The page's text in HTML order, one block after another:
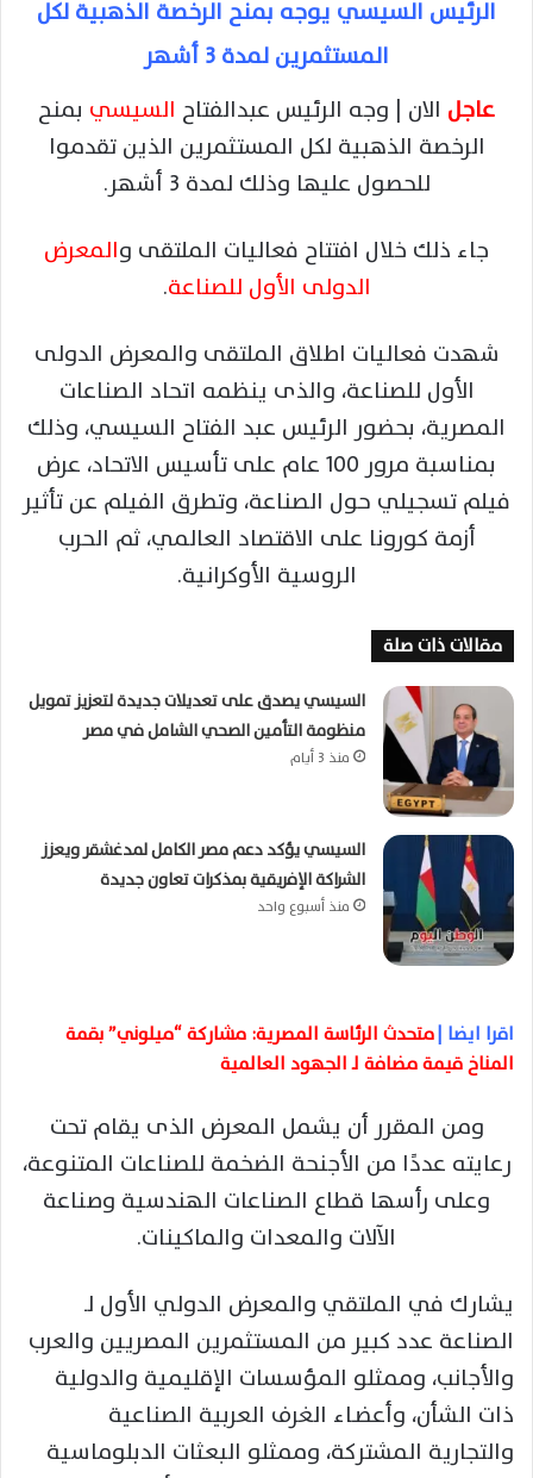
الرئيس السيسي يوجه بمنح الرخصة الذهبية لكل
المستثمرين لمدة 3 أشهر
عاجل الان | وجه الرئيس عبدالفتاح السيسي بمنح
الرخصة الذهبية لكل المستثمرين الذين تقدموا
للحصول عليها وذلك لمدة 3 أشهر.
جاء ذلك خلال افتتاح فعاليات الملتقى والمعرض
الدولى الأول للصناعة.
شهدت فعاليات اطلاق الملتقى والمعرض الدولى
الأول للصناعة، والذى ينظمه اتحاد الصناعات
المصرية، بحضور الرئيس عبد الفتاح السيسي، وذلك
بمناسبة مرور 100 عام على تأسيس الاتحاد، عرض
فيلم تسجيلي حول الصناعة، وتطرق الفيلم عن تأثير
أزمة كورونا على الاقتصاد العالمي، ثم الحرب
الروسية الأوكرانية.
مقالات ذات صلة
السيسي يصدق على تعديلات جديدة لتعزيز تمويل
منظومة التأمين الصحي الشامل في مصر
منذ 3 أيام
السيسي يؤكد دعم مصر الكامل لمدغشقر ويعزز
الشراكة الإفريقية بمذكرات تعاون جديدة
منذ أسبوع واحد
اقرا ايضا |متحدث الرئاسة المصرية: مشاركة “ميلوني” بقمة
المناخ قيمة مضافة لـ الجهود العالمية
ومن المقرر أن يشمل المعرض الذى يقام تحت
رعايته عددًا من الأجنحة الضخمة للصناعات المتنوعة،
وعلى رأسها قطاع الصناعات الهندسية وصناعة
الآلات والمعدات والماكينات.
يشارك في الملتقي والمعرض الدولي الأول لـ
الصناعة عدد كبير من المستثمرين المصريين والعرب
والأجانب، وممثلو المؤسسات الإقليمية والدولية
ذات الشأن، وأعضـاء الغرف العربية الصناعية
والتجارية المشتركة، وممثلو البعثات الدبلوماسية